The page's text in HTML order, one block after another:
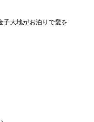
子大地がお泊りで愛を